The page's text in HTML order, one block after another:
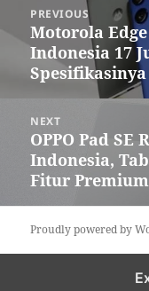
navigation
PREVIOUS
Previous
post:
Motorola
Indonesia 17
NEXT
Next
post:
OPPO Pad
Indonesia,
Fitur Premium
Proudly powered by